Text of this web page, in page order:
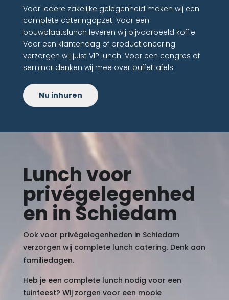
Voor iedere zakelijke gelegenheid maken wij een
complete cateringopzet. Voor een
bouwplaatslunch leveren wij bijvoorbeeld koffie.
Voor een klantendag of productlancering
verzorgen wij juist VIP lunch. Voor een congres of
seminar denken wij mee over buffettafels.
Nu inhuren
Lunch voor
privégelegenhed
en in Schiedam
Ook voor privégelegenheden in Schiedam
verzorgen wij complete lunch catering. Denk aan
familiedagen.
Heb je een complete lunch nodig voor een
tuinfeest? Wij zorgen voor een mooie